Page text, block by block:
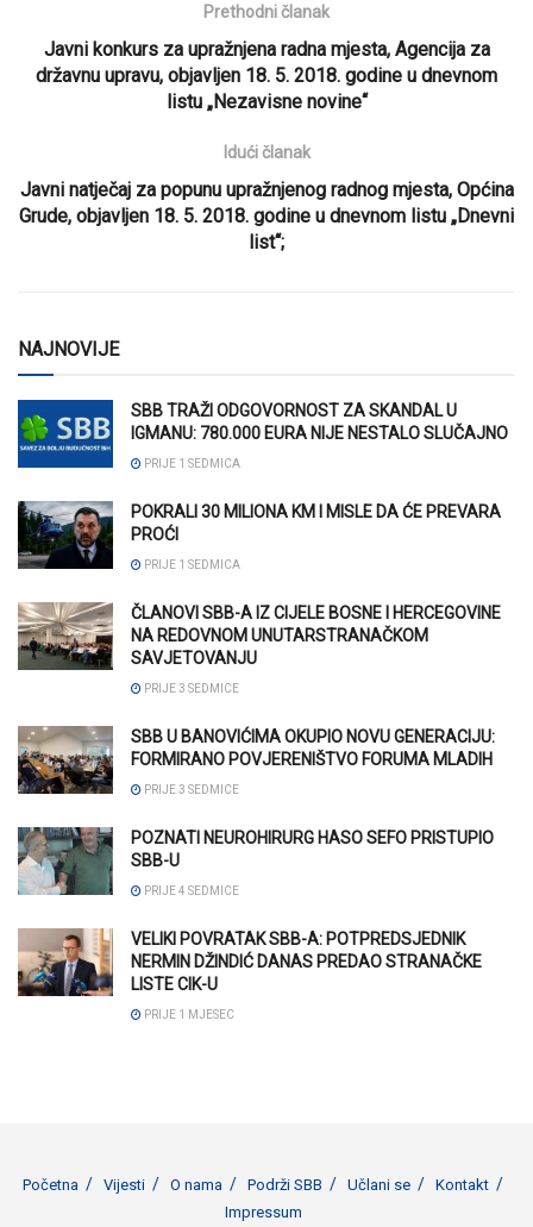
Prethodni članak
Javni konkurs za upražnjena radna mjesta, Agencija za
državnu upravu, objavljen 18. 5. 2018. godine u dnevnom
listu „Nezavisne novine“
Idući članak
Javni natječaj za popunu upražnjenog radnog mjesta, Općina
Grude, objavljen 18. 5. 2018. godine u dnevnom listu „Dnevni
list“;
NAJNOVIJE
SBB TRAŽI ODGOVORNOST ZA SKANDAL U
IGMANU: 780.000 EURA NIJE NESTALO SLUČAJNO
PRIJE 1 SEDMICA
POKRALI 30 MILIONA KM I MISLE DA ĆE PREVARA
PROĆI
PRIJE 1 SEDMICA
ČLANOVI SBB-A IZ CIJELE BOSNE I HERCEGOVINE
NA REDOVNOM UNUTARSTRANAČKOM
SAVJETOVANJU
PRIJE 3 SEDMICE
SBB U BANOVIĆIMA OKUPIO NOVU GENERACIJU:
FORMIRANO POVJERENIŠTVO FORUMA MLADIH
PRIJE 3 SEDMICE
POZNATI NEUROHIRURG HASO SEFO PRISTUPIO
SBB-U
PRIJE 4 SEDMICE
VELIKI POVRATAK SBB-A: POTPREDSJEDNIK
NERMIN DŽINDIĆ DANAS PREDAO STRANAČKE
LISTE CIK-U
PRIJE 1 MJESEC
Početna Vijesti O nama Podrži SBB Učlani se
Kontakt
Impressum